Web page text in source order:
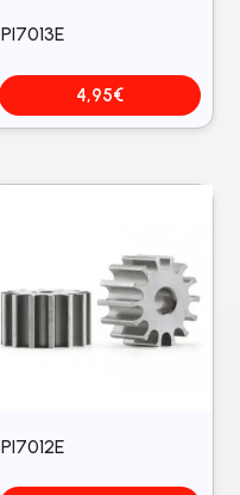
PI7013E
4,95€
PI7012E